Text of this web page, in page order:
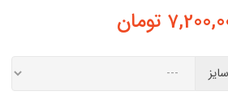
تومان
سایز